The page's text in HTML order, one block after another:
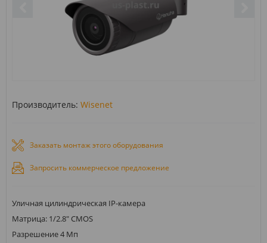
Производитель: Wisenet
Заказать монтаж этого оборудования
Запросить коммерческое предложение
Уличная цилиндрическая IP-камера
Матрица: 1/2.8" CMOS
Разрешение 4 Мп